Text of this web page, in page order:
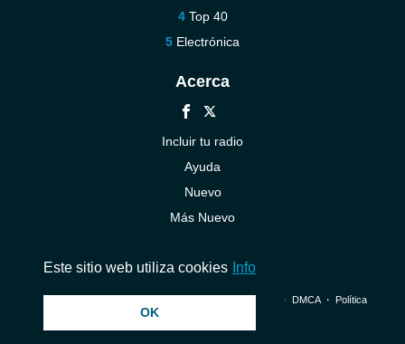
Top 40
Electrónica
Acerca
Incluir tu radio
Ayuda
Nuevo
Más Nuevo
© 2026 InstantAudio. Reservados todos los derechos. ・ DMCA・ Política
Este sitio web utiliza cookies Info
OK